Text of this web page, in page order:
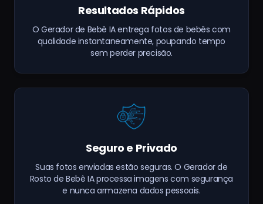
Resultados Rápidos
O Gerador de Bebê IA entrega fotos de bebês com
qualidade instantaneamente, poupando tempo
sem perder precisão.
Seguro e Privado
Suas fotos enviadas estão seguras. O Gerador de
Rosto de Bebê IA processa imagens com segurança
e nunca armazena dados pessoais.